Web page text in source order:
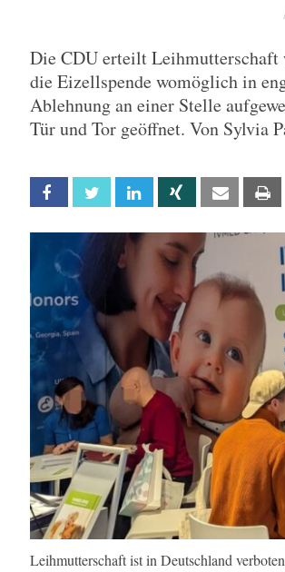
Die CDU erteilt
die Eizellspende womöglich in
Ablehnung an einer Stelle
Tür und Tor geöffnet. Von Sylvia
Facebook Twitter Linkedin Xing Email
Leihmutterschaft ist in Deutschland